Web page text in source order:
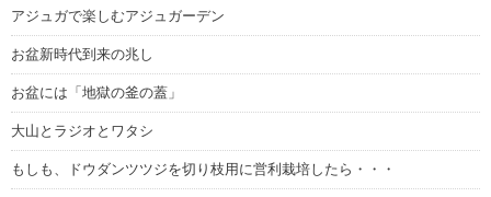
アジュガで楽しむアジュガーデン
お盆新時代到来の兆し
お盆には「地獄の釜の蓋」
大山とラジオとワタシ
もしも、ドウダンツツジを切り枝用に営利栽培したら・・・